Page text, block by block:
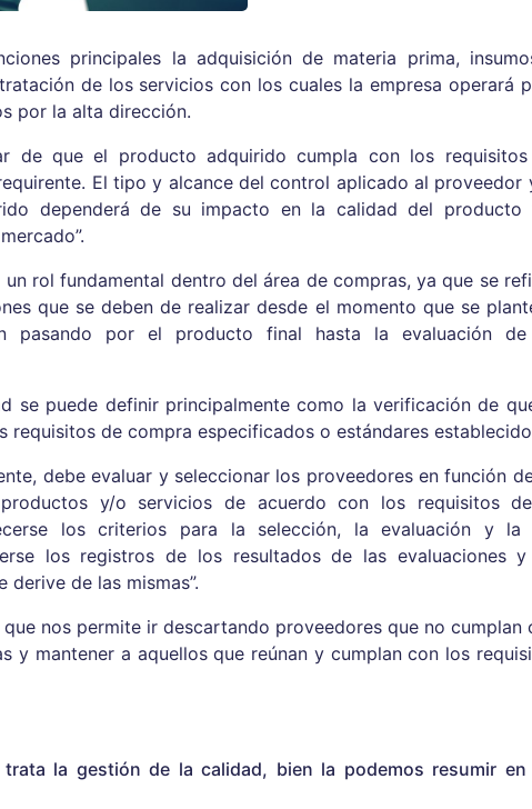
principales la adquisición de materia prima,
de los servicios con los cuales la empresa operará
por la alta dirección.
de que el producto adquirido cumpla con los
El tipo y alcance del control aplicado al proveedor
dependerá de su impacto en la calidad del producto
un rol fundamental dentro del área de compras, ya que se
que se deben de realizar desde el momento que se
pasando por el producto final hasta la evaluación
se puede definir principalmente como la verificación de
requisitos de compra especificados o estándares
debe evaluar y seleccionar los proveedores en función
y/o servicios de acuerdo con los requisitos
los criterios para la selección, la evaluación y la
los registros de los resultados de las evaluaciones
derive de las mismas”.
nos permite ir descartando proveedores que no cumplan
y mantener a aquellos que reúnan y cumplan con los
la gestión de la calidad, bien la podemos resumir en